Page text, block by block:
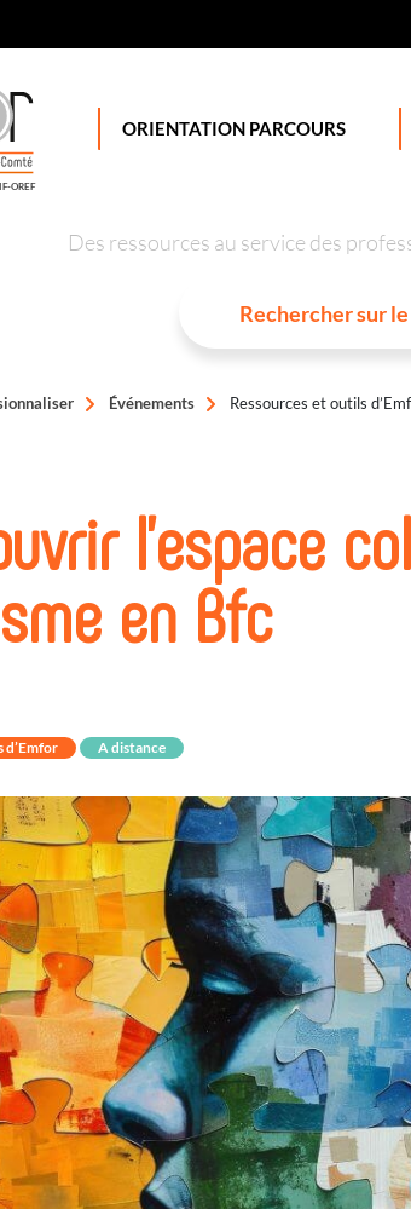
OREF
ORIENTATION PARCOURS
Des ressources au service des
Événements Ressources et outils
l’espace
en Bfc
d’Emfor A distance